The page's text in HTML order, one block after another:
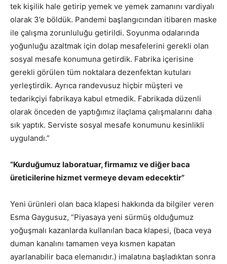
tek kişilik hale getirip yemek ve yemek zamanını vardiyalı
olarak 3’e böldük. Pandemi başlangıcından itibaren maske
ile çalışma zorunluluğu getirildi. Soyunma odalarında
yoğunluğu azaltmak için dolap mesafelerini gerekli olan
sosyal mesafe konumuna getirdik. Fabrika içerisine
gerekli görülen tüm noktalara dezenfektan kutuları
yerleştirdik. Ayrıca randevusuz hiçbir müşteri ve
tedarikçiyi fabrikaya kabul etmedik. Fabrikada düzenli
olarak önceden de yaptığımız ilaçlama çalışmalarını daha
sık yaptık. Serviste sosyal mesafe konumunu kesinlikli
uygulandı.”
“Kurduğumuz laboratuar,firmamız ve diğer baca
üreticilerine hizmet vermeye devam edecektir”
Yeni ürünleri olan baca klapesi hakkında da bilgiler veren
Esma Gaygusuz, “Piyasaya yeni sürmüş olduğumuz
yoğuşmalı kazanlarda kullanılan baca klapesi, (baca veya
duman kanalını tamamen veya kısmen kapatan
ayarlanabilir baca elemanıdır.) imalatına başladıktan sonra